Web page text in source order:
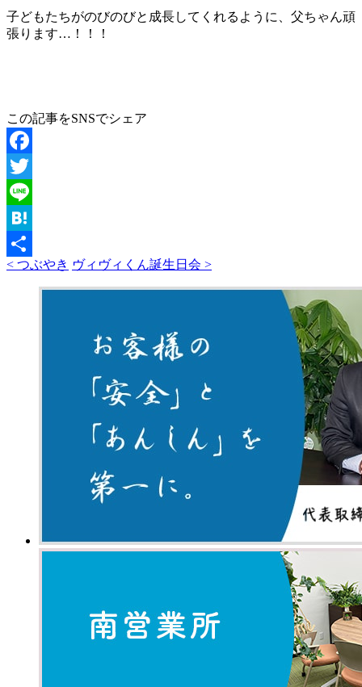
子どもたちがのびのびと成長してくれるように、父ちゃん頑
張ります…！！！
この記事をSNSでシェア
Facebook
Twitter
Line
Hatena
共
< つぶやき ヴィヴィくん誕生日会 >